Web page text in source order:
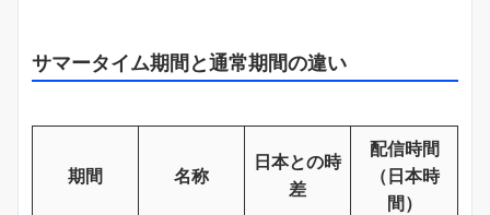
サマータイム期間と通常期間の違い
期間 名称
日本との時
差
配信時間
（日本時
間）